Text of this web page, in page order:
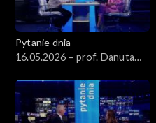
Pytanie dnia
16.05.2026 – prof. Danuta